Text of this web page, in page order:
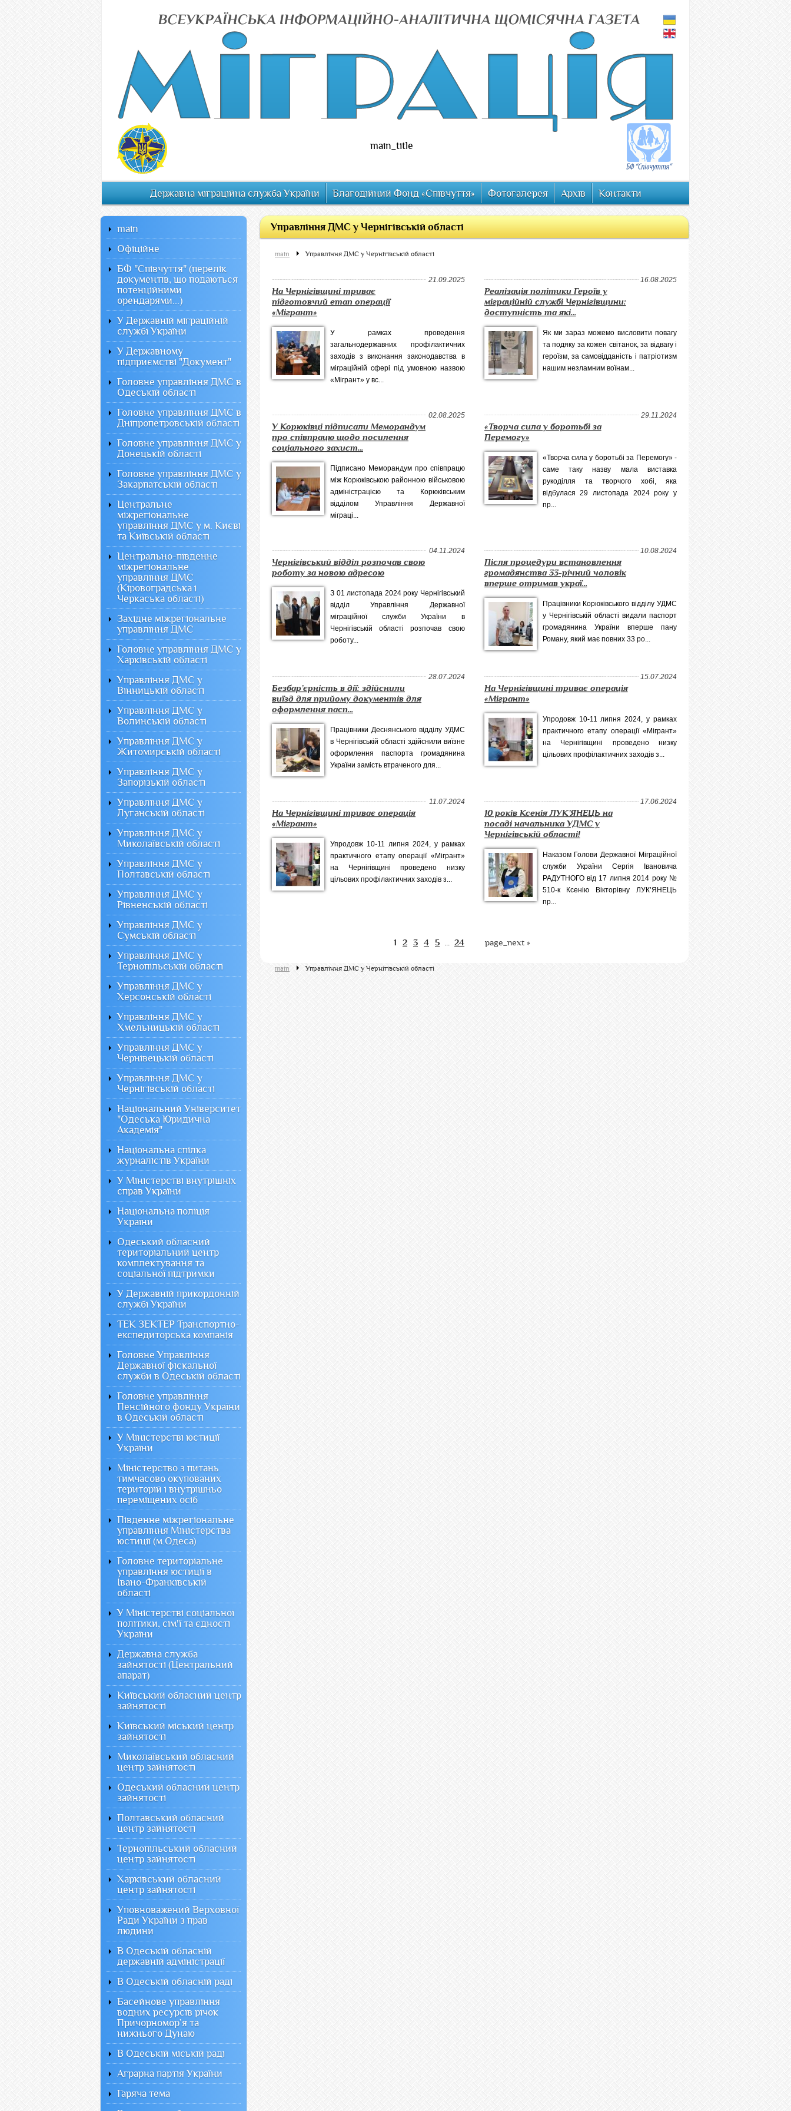
main_title
Державна міграційна служба України Благодійний Фонд «Співчуття» Фотогалерея Архів Контакти
Управління ДМС у Чернігівській області
main Управління ДМС у Чернігівській області
21.09.2025
На Чернігівщині триває
підготовчий етап операції
«Мігрант»
У рамках проведення
загальнодержавних профілактичних
заходів з виконання законодавства в
міграційній сфері під умовною назвою
«Мігрант» у вс...
16.08.2025
Реалізація політики Героїв у
міграційній службі Чернігівщини:
доступність та які...
Як ми зараз можемо висловити повагу
та подяку за кожен світанок, за відвагу і
героїзм, за самовідданість і патріотизм
нашим незламним воїнам...
02.08.2025
У Корюківці підписали Меморандум
про співпрацю щодо посилення
соціального захист...
Підписано Меморандум про співпрацю
між Корюківською районною військовою
адміністрацією та Корюківським
відділом Управління Державної
міграці...
29.11.2024
«Творча сила у боротьбі за
Перемогу»
«Творча сила у боротьбі за Перемогу» -
саме таку назву мала виставка
рукоділля та творчого хобі, яка
відбулася 29 листопада 2024 року у
пр...
04.11.2024
Чернігівський відділ розпочав свою
роботу за новою адресою
З 01 листопада 2024 року Чернігівський
відділ Управління Державної
міграційної служби України в
Чернігівській області розпочав свою
роботу...
10.08.2024
Після процедури встановлення
громадянства 33-річний чоловік
вперше отримав украї...
Працівники Корюківського відділу УДМС
у Чернігівській області видали паспорт
громадянина України вперше пану
Роману, який має повних 33 ро...
28.07.2024
Безбар’єрність в дії: здійснили
виїзд для прийому документів для
оформлення пасп...
Працівники Деснянського відділу УДМС
в Чернігівській області здійснили виїзне
оформлення паспорта громадянина
України замість втраченого для...
15.07.2024
На Чернігівщині триває операція
«Мігрант»
Упродовж 10-11 липня 2024, у рамках
практичного етапу операції «Мігрант»
на Чернігівщині проведено низку
цільових профілактичних заходів з...
11.07.2024
На Чернігівщині триває операція
«Мігрант»
Упродовж 10-11 липня 2024, у рамках
практичного етапу операції «Мігрант»
на Чернігівщині проведено низку
цільових профілактичних заходів з...
17.06.2024
10 років Ксенія ЛУК’ЯНЕЦЬ на
посаді начальника УДМС у
Чернігівській області!
Наказом Голови Державної Міграційної
служби України Сергія Івановича
РАДУТНОГО від 17 липня 2014 року №
510-к Ксенію Вікторівну ЛУК’ЯНЕЦЬ
пр...
1 2 3 4 5 ... 24 page_next »
main Управління ДМС у Чернігівській області
main
Офiцiйне
БФ "Співчуття" (перелік
документів, що подаються
потенційними
орендарями...)
У Державній міграційній
службі України
У Державному
підприємстві "Документ"
Головне управління ДМС в
Одеській області
Головне управління ДМС в
Дніпропетровській області
Головне управління ДМС у
Донецькій області
Головне управління ДМС у
Закарпатській області
Центральне
міжрегіональне
управління ДМС у м. Києві
та Київській області
Центрально-південне
міжрегіональне
управління ДМС
(Кіровоградська і
Черкаська області)
Західне міжрегіональне
управління ДМС
Головне управління ДМС у
Харківській області
Управління ДМС у
Вінницькій області
Управління ДМС у
Волинській області
Управління ДМС у
Житомирській області
Управління ДМС у
Запорізькій області
Управління ДМС у
Луганській області
Управління ДМС у
Миколаївській області
Управління ДМС у
Полтавській області
Управління ДМС у
Рівненській області
Управління ДМС у
Сумській області
Управління ДМС у
Тернопільській області
Управління ДМС у
Херсонській області
Управління ДМС у
Хмельницькій області
Управління ДМС у
Чернівецькій області
Управління ДМС у
Чернігівській області
Національний Університет
"Одеська Юридична
Академія"
Національна спілка
журналістів України
У Міністерстві внутрішніх
справ України
Національна поліція
України
Одеський обласний
територіальний центр
комплектування та
соціальної підтримки
У Державній прикордонній
службі України
ТЕК ЗЕКТЕР Транспортно-
експедиторська компанія
Головне Управління
Державної фіскальної
служби в Одеській області
Головне управління
Пенсійного фонду України
в Одеській області
У Міністерстві юстиції
України
Міністерство з питань
тимчасово окупованих
територій і внутрішньо
переміщених осіб
Південне міжрегіональне
управління Міністерства
юстиції (м.Одеса)
Головне територіальне
управління юстиції в
Івано-Франківській
області
У Міністерстві соціальної
політики, сім'ї та єдності
України
Державна служба
зайнятості (Центральний
апарат)
Київський обласний центр
зайнятості
Київський міський центр
зайнятості
Миколаївський обласний
центр зайнятості
Одеський обласний центр
зайнятості
Полтавський обласний
центр зайнятості
Тернопільський обласний
центр зайнятості
Харківський обласний
центр зайнятості
Уповноважений Верховної
Ради України з прав
людини
В Одеській обласній
державній адміністрації
В Одеській обласній раді
Басейнове управління
водних ресурсів річок
Причорномор`я та
нижнього Дунаю
В Одеській міській раді
Аграрна партія України
Гаряча тема